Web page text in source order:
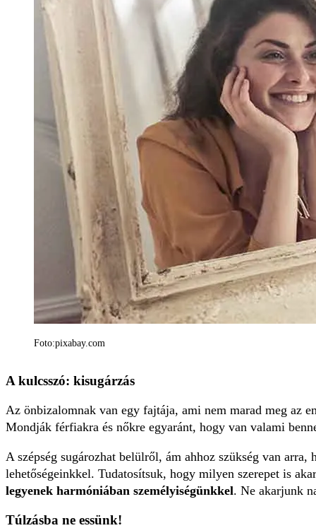
Foto:pixabay.com
A kulcsszó: kisugárzás
Az önbizalomnak van egy fajtája, ami nem marad meg az
Mondják férfiakra és nőkre egyaránt, hogy van valami
A szépség sugározhat belülről, ám ahhoz szükség van
lehetőségeinkkel. Tudatosítsuk, hogy milyen szerepet is
legyenek harmóniában személyiségünkkel. Ne akarjunk
Túlzásba ne essünk!